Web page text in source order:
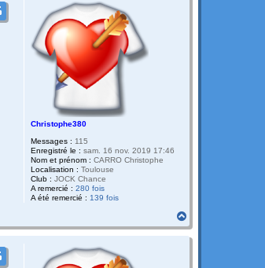
Christophe380
Messages : 115
Enregistré le : sam. 16 nov. 2019 17:46
Nom et prénom : CARRO Christophe
Localisation : Toulouse
Club : JOCK Chance
A remercié : 280 fois
A été remercié : 139 fois
a
u